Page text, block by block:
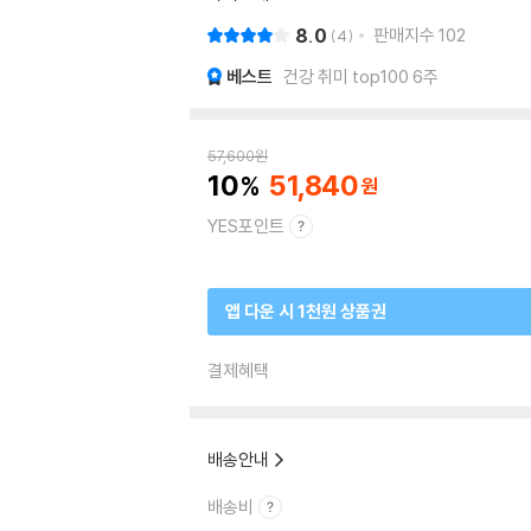
8.0 4 판매지수 102
베스트 건강 취미 top100 6주
57,600원
10 51,840
YES포인트
앱 다운 시 1천원 상품권
결제혜택
배송안내
배송비